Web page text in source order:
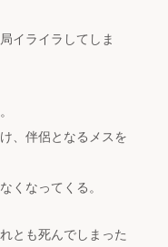
イライラしてしま
、伴侶となるメスを
くなってくる。
とも死んでしまった